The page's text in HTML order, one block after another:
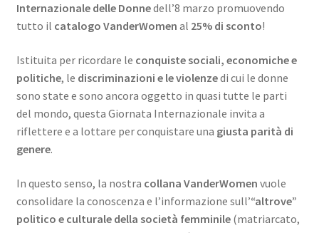
Internazionale delle Donnedell’8 marzo promuovendo
tutto il catalogo VanderWomen al 25% di sconto!
Istituita per ricordare le conquiste sociali, economiche e
politiche, le discriminazioni e le violenzedi cui le donne
sono state e sono ancora oggetto in quasi tutte le parti
del mondo, questa Giornata Internazionale invita a
riflettere e a lottare per conquistare una giusta parità di
genere.
In questo senso, la nostra collana VanderWomen vuole
consolidare la conoscenza e l’informazione sull’“altrove”
politico e culturale della società femminile(matriarcato,